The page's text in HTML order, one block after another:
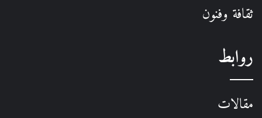
ثقافة وفنون
روابط
مقالات